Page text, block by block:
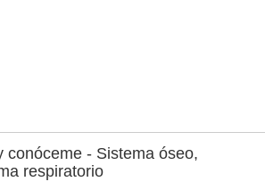
conóceme - Sistema óseo,
respiratorio